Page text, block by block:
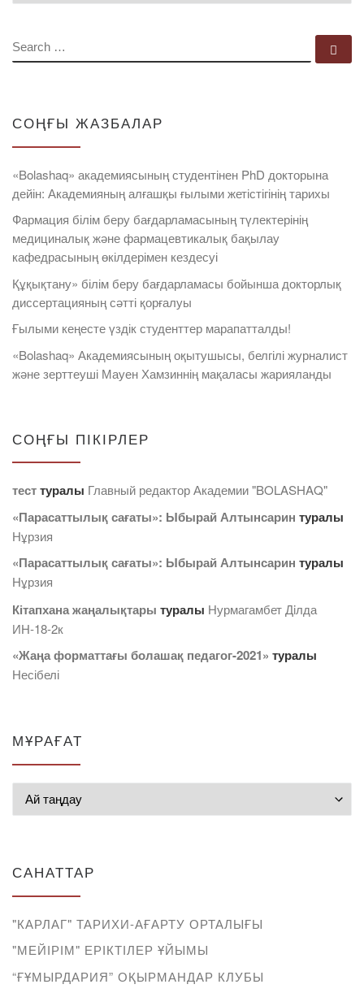
SEARCH
СОҢҒЫ ЖАЗБАЛАР
«Bolashaq» академиясының студентінен PhD докторына
дейін: Академияның алғашқы ғылыми жетістігінің тарихы
Фармация білім беру бағдарламасының түлектерінің
медициналық және фармацевтикалық бақылау
кафедрасының өкілдерімен кездесуі
Құқықтану» білім беру бағдарламасы бойынша докторлық
диссертацияның сәтті қорғалуы
Ғылыми кеңесте үздік студенттер марапатталды!
«Bolashaq» Академиясының оқытушысы, белгілі журналист
және зерттеуші Мауен Хамзиннің мақаласы жарияланды
СОҢҒЫ ПІКІРЛЕР
тесттуралы Главный редактор Академии "BOLASHAQ"
«Парасаттылық сағаты»: Ыбырай Алтынсарин туралы
Нұрзия
«Парасаттылық сағаты»: Ыбырай Алтынсарин туралы
Нұрзия
Кітапхана жаңалықтары туралы Нурмагамбет Дiлда
ИН-18-2к
«Жаңа форматтағы болашақ педагог-2021» туралы
Несібелі
МҰРАҒАТ
САНАТТАР
"КАРЛАГ" ТАРИХИ-АҒАРТУ ОРТАЛЫҒЫ
"МЕЙІРІМ" ЕРІКТІЛЕР ҰЙЫМЫ
“ҒҰМЫРДАРИЯ” ОҚЫРМАНДАР КЛУБЫ